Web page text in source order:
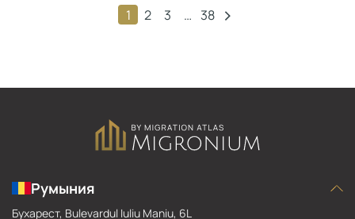
1 2 3 … 38 ›
Румыния
Бухарест, Bulevardul Iuliu Maniu, 6L